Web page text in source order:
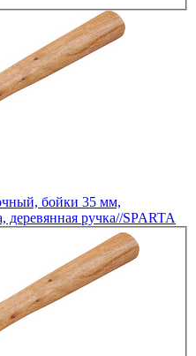
бойки 35 мм,
деревянная ручка//SPARTA